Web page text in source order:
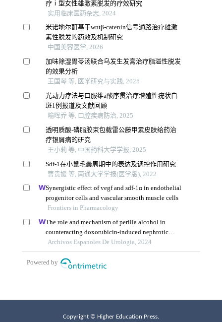
Copyright © Higher Education Press.